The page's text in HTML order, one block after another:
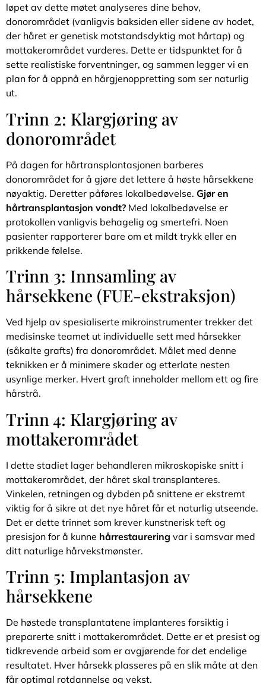
løpet av dette møtet analyseres dine behov,
donorområdet (vanligvis baksiden eller sidene av hodet,
der håret er genetisk motstandsdyktig mot hårtap) og
mottakerområdet vurderes. Dette er tidspunktet for å
sette realistiske forventninger, og sammen legger vi en
plan for å oppnå en hårgjenoppretting som ser naturlig
ut.
Trinn 2: Klargjøring av
donorområdet
På dagen for hårtransplantasjonen barberes
donorområdet for å gjøre det lettere å høste hårsekkene
nøyaktig. Deretter påføres lokalbedøvelse. Gjør en
hårtransplantasjon vondt? Med lokalbedøvelse er
protokollen vanligvis behagelig og smertefri. Noen
pasienter rapporterer bare om et mildt trykk eller en
prikkende følelse.
Trinn 3: Innsamling av
hårsekkene (FUE-ekstraksjon)
Ved hjelp av spesialiserte mikroinstrumenter trekker det
medisinske teamet ut individuelle sett med hårsekker
(såkalte grafts) fra donorområdet. Målet med denne
teknikken er å minimere skader og etterlate nesten
usynlige merker. Hvert graft inneholder mellom ett og fire
hårstrå.
Trinn 4: Klargjøring av
mottakerområdet
I dette stadiet lager behandleren mikroskopiske snitt i
mottakerområdet, der håret skal transplanteres.
Vinkelen, retningen og dybden på snittene er ekstremt
viktig for å sikre at det nye håret får et naturlig utseende.
Det er dette trinnet som krever kunstnerisk teft og
presisjon for å kunne hårrestaurering var i samsvar med
ditt naturlige hårvekstmønster.
Trinn 5: Implantasjon av
hårsekkene
De høstede transplantatene implanteres forsiktig i
preparerte snitt i mottakerområdet. Dette er et presist og
tidkrevende arbeid som er avgjørende for det endelige
resultatet. Hver hårsekk plasseres på en slik måte at den
får optimal rotdannelse og vekst.